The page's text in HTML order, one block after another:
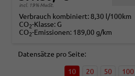
incl. 19% MwSt.
Verbrauch kombiniert: 8,30 l/100km
CO2-Klasse: G
CO2-Emissionen: 189,00 g/km
Datensätze pro Seite:
10 20 50 100